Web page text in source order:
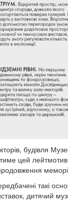
будівля
цей
такі
дитячий